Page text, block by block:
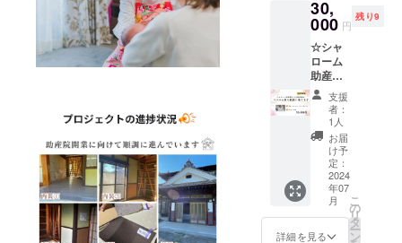
スをご
記載く
●備考欄
にお名
前をご
記載く
ださい
をお届
けしま
す。 サ
イズ：
27cm×
20cm ※
写真は
イメー
ジで
す。 ●
シャ
ローム
助産院
オリジ
ナルお
むつ
ポーチ
30,
000 円
残り9
☆シャ
ローム
助産院
の入江
助産師
がママ
のお悩
み相談
に乗り
ます
【限定
10名】
お悩み
がある
支援
者：
1人
お届
け予
定：
2024
年07
月
詳細を見る
こ
の
リ
タ
ー
ン